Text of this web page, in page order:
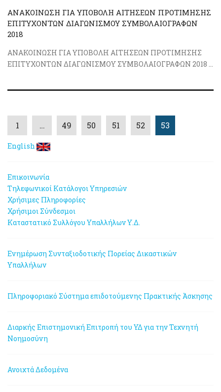
ΑΝΑΚΟΙΝΩΣΗ ΓΙΑ ΥΠΟΒΟΛΗ ΑΙΤΗΣΕΩΝ ΠΡΟΤΙΜΗΣΗΣ
ΕΠΙΤΥΧΟΝΤΩΝ ΔΙΑΓΩΝΙΣΜΟΥ ΣΥΜΒΟΛΑΙΟΓΡΑΦΩΝ
2018
ΑΝΑΚΟΙΝΩΣΗ ΓΙΑ ΥΠΟΒΟΛΗ ΑΙΤΗΣΕΩΝ ΠΡΟΤΙΜΗΣΗΣ
ΕΠΙΤΥΧΟΝΤΩΝ ΔΙΑΓΩΝΙΣΜΟΥ ΣΥΜΒΟΛΑΙΟΓΡΑΦΩΝ 2018 ...
1 … 49 50 51 52 53
English
Επικοινωνία
Τηλεφωνικοί Κατάλογοι Υπηρεσιών
Χρήσιμες Πληροφορίες
Χρήσιμοι Σύνδεσμοι
Καταστατικό Συλλόγου Υπαλλήλων Υ.Δ.
Ενημέρωση Συνταξιοδοτικής Πορείας Δικαστικών
Υπαλλήλων
Πληροφοριακό Σύστημα επιδοτούμενης Πρακτικής Άσκησης
Διαρκής Επιστημονική Επιτροπή του ΥΔ για την Τεχνητή
Νοημοσύνη
Ανοιχτά Δεδομένα